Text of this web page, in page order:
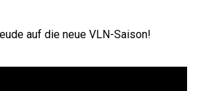
auf die neue VLN-Saison!